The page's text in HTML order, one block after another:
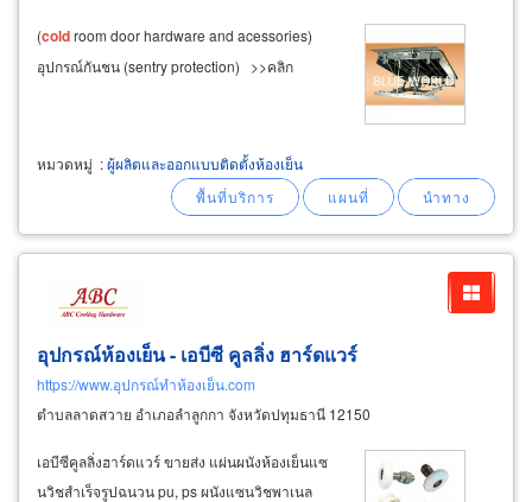
(coldroom door hardware and acessories)
อุปกรณ์กันชน (sentry protection) >>คลิก
หมวดหมู่ :ผู้ผลิตและออกแบบติดตั้งห้องเย็น
อุปกรณ์ห้องเย็น - เอบีซี คูลลิ่ง ฮาร์ดแวร์
https://www.อุปกรณ์ทำห้องเย็น.com
ตำบลลาดสวาย อำเภอลำลูกกา จังหวัดปทุมธานี 12150
เอบีซีคูลลิ่งฮาร์ดแวร์ ขายส่ง แผ่นผนังห้องเย็นแซ
นวิชสำเร็จรูปฉนวน pu, ps ผนังแซนวิชพาเนล